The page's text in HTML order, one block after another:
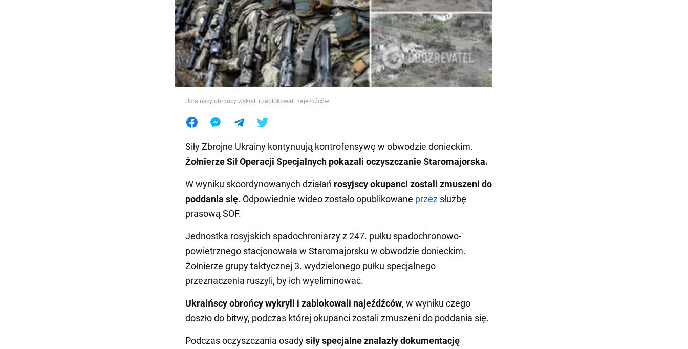
Jedzenie
Ukraińscy obrońcy wykryli i zablokowali najeźdźców
Siły Zbrojne Ukrainy kontynuują kontrofensywę w obwodzie donieckim.
Żołnierze Sił Operacji Specjalnych pokazali oczyszczanie Staromajorska.
W wyniku skoordynowanych działań rosyjscy okupanci zostali zmuszeni do
poddania się. Odpowiednie wideo zostało opublikowane przez służbę
prasową SOF.
Jednostka rosyjskich spadochroniarzy z 247. pułku spadochronowo-
powietrznego stacjonowała w Staromajorsku w obwodzie donieckim.
Żołnierze grupy taktycznej 3. wydzielonego pułku specjalnego
przeznaczenia ruszyli, by ich wyeliminować.
Ukraińscy obrońcy wykryli i zablokowali najeźdźców, w wyniku czego
doszło do bitwy, podczas której okupanci zostali zmuszeni do poddania się.
Podczas oczyszczania osadysiły specjalne znalazły dokumentację